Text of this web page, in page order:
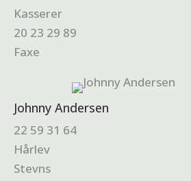
Kasserer
20 23 29 89
Faxe
Johnny Andersen
22 59 31 64
Hårlev
Stevns